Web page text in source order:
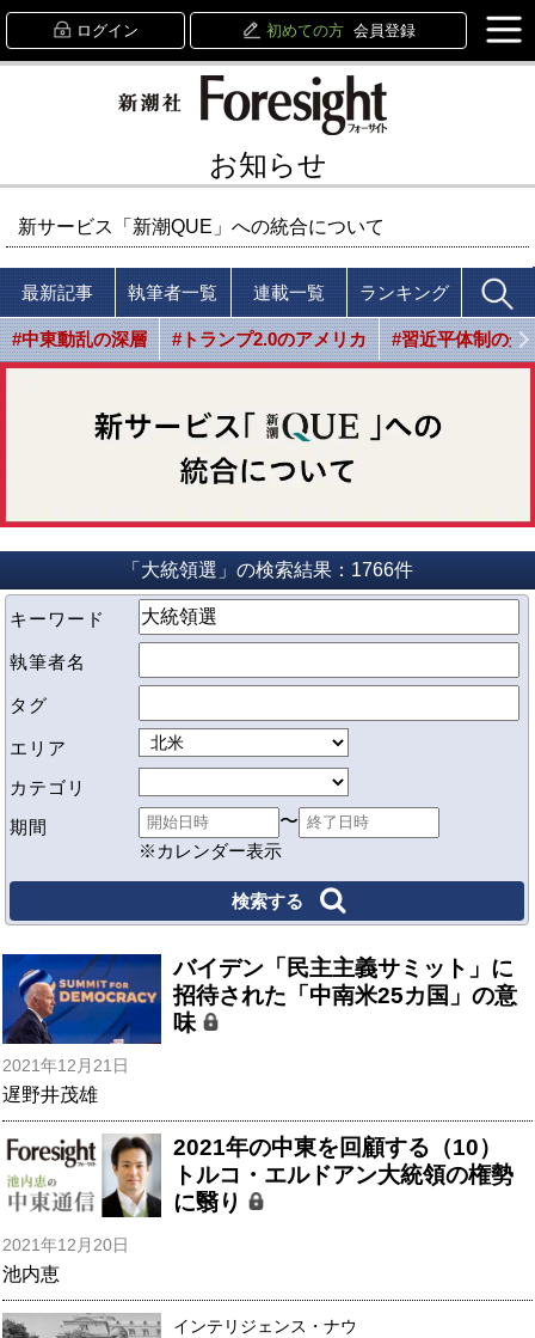
ログイン 初めての方 会員登録
お知らせ
新サービス「新潮QUE」への統合について
最新記事 執筆者一覧 連載一覧 ランキング
#中東動乱の深層 #トランプ2.0のアメリカ #習近平体制の光
「大統領選」の検索結果：1766件
キーワード
執筆者名
タグ
エリア
カテゴリ
期間
〜
※カレンダー表示
バイデン「民主主義サミット」に
招待された「中南米25カ国」の意
味
2021年12月21日
遅野井茂雄
2021年の中東を回顧する（10）
トルコ・エルドアン大統領の権勢
に翳り
2021年12月20日
池内恵
インテリジェンス・ナウ